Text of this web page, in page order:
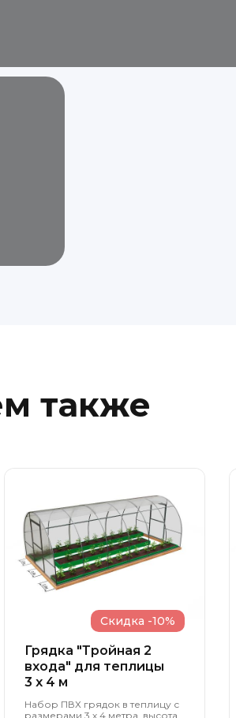
также
Грядка "Тройная 2
входа" для теплицы
3 x 4 м
Набор ПВХ грядок в теплицу с
размерами 3 х 4 метра, высота
Скидка -10%